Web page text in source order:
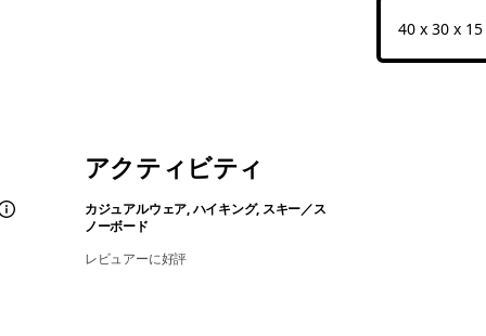
40 x 30 x
アクティビティ
カジュアルウェア, ハイキング, スキー／ス
ノーボード
レビュアーに好評